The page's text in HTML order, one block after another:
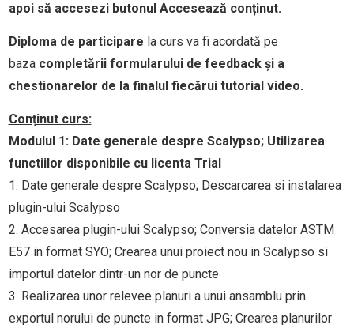
apoi să accesezi butonul Accesează conținut.
Diploma de participare la curs va fi acordată pe
baza completării formularului de feedback și a
chestionarelor de la finalul fiecărui tutorial video.
Conținut curs:
Modulul 1: Date generale despre Scalypso; Utilizarea
functiilor disponibile cu licenta Trial
1. Date generale despre Scalypso; Descarcarea si instalarea
plugin-ului Scalypso
2. Accesarea plugin-ului Scalypso; Conversia datelor ASTM
E57 in format SYO; Crearea unui proiect nou in Scalypso si
importul datelor dintr-un nor de puncte
3. Realizarea unor relevee planuri a unui ansamblu prin
exportul norului de puncte in format JPG; Crearea planurilor